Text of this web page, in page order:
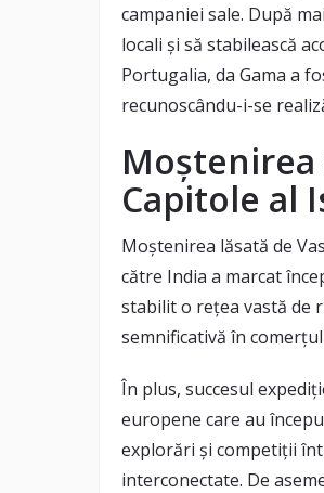
campaniei sale. După
locali și să stabilească
Portugalia, da Gama a
recunoscându-i-se
Capitole al
Moștenirea lăsată de
către India a marcat
stabilit o rețea vastă de
semnificativă în
În plus, succesul
europene care au
explorări și competiții
interconectate. De